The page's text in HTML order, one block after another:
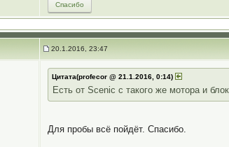
Спасибо
20.1.2016, 23:47
Цитата(profecor @ 21.1.2016, 0:14)
Есть от Scenic с такого же мотора и
Для пробы всё пойдёт. Спасибо.